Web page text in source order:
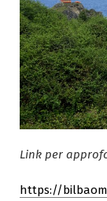
Link per
https://